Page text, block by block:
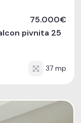
75.000€
pivnita 25
37 mp